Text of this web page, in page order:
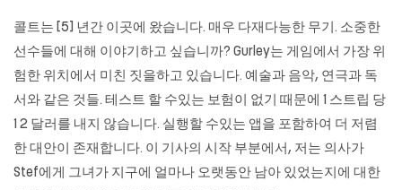
콜트는 [5] 년간 이곳에 왔습니다. 매우 다재다능한 무기. 소중한
선수들에 대해 이야기하고 싶습니까? Gurley는 게임에서 가장 위
험한 위치에서 미친 짓을하고 있습니다. 예술과 음악, 연극과 독
서와 같은 것들. 테스트 할 수있는 보험이 없기 때문에 1 스트립 당
1 2 달러를 내지 않습니다. 실행할 수있는 앱을 포함하여 더 저렴
한 대안이 존재합니다. 이 기사의 시작 부분에서, 저는 의사가
Stef에게 그녀가 지구에 얼마나 오랫동안 남아 있었는지에 대한